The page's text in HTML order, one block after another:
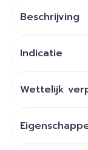
Beschrijving
Indicatie
Wettelijk